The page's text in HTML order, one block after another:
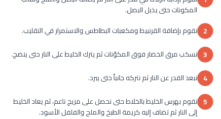
المكونات حتى يذبل البصل.
2 نقوم بإضافة القرنبيط ومكعبات البطاطس والاستمرار في التقليب.
3 نسكب مرق الخضار فوق المكوّنات ثم يترك الخليط على النار حتى ينضج.
4 نبعد القدر عن النار ثم نتركه جانباً حتى يبرد.
5 نقوم بهرس الخليط بالخلاط حتى نحصل على مزيج ناعم، ثم يعاد الخليط
إلى النار ثم تضاف إليه كريمة الطبخ والملح والفلفل الأسود.